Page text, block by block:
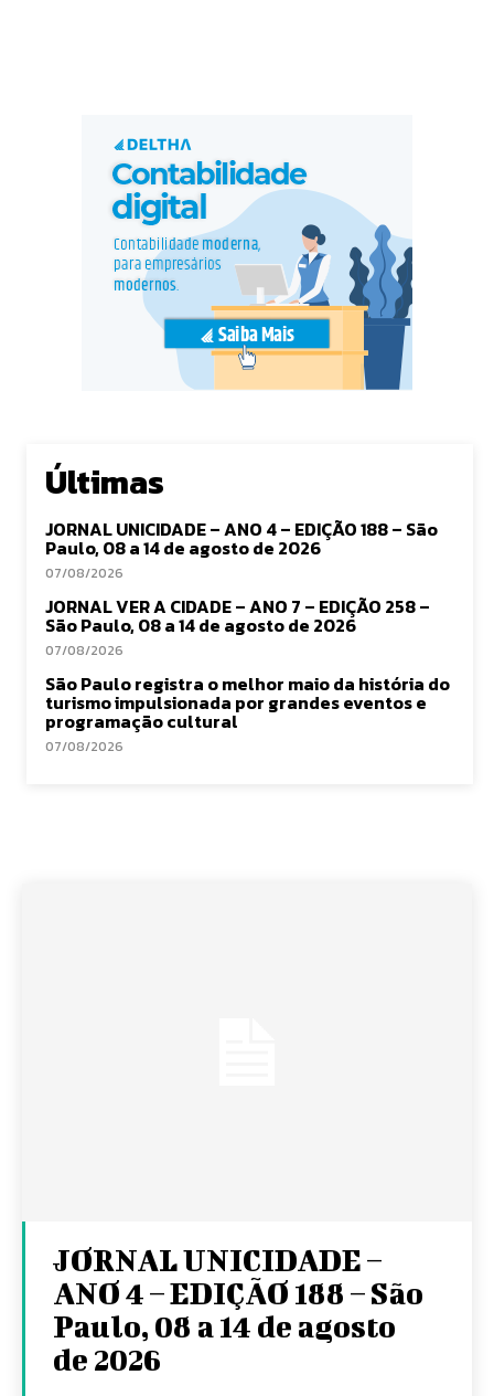
Últimas
JORNAL UNICIDADE – ANO 4 – EDIÇÃO 188 – São
Paulo, 08 a 14 de agosto de 2026
07/08/2026
JORNAL VER A CIDADE – ANO 7 – EDIÇÃO 258 –
São Paulo, 08 a 14 de agosto de 2026
07/08/2026
São Paulo registra o melhor maio da história do
turismo impulsionada por grandes eventos e
programação cultural
07/08/2026
JORNAL UNICIDADE –
ANO 4 – EDIÇÃO 188 – São
Paulo, 08 a 14 de agosto
de 2026